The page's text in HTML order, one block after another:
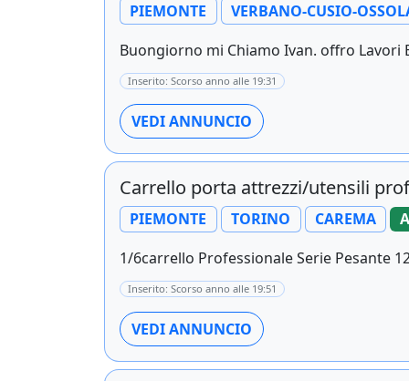
PIEMONTE VERBANO-CUSIO-
Buongiorno mi Chiamo Ivan. offro Lavori
Inserito: Scorso anno alle 19:31
VEDI ANNUNCIO
Carrello porta attrezzi/utensili
PIEMONTE TORINO CAREMA
1/6carrello Professionale Serie Pesante
Inserito: Scorso anno alle 19:51
VEDI ANNUNCIO